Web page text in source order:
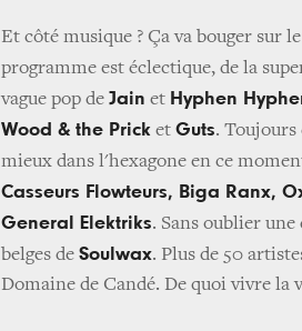
Et côté musique ? Ça va bouger sur
programme est éclectique, de la
vague pop de Jain et Hyphen
Wood & the Prick et Guts. Toujours
mieux dans l'hexagone en ce
Casseurs Flowteurs, Biga Ranx,
General Elektriks. Sans oublier
belges de Soulwax. Plus de 50
Domaine de Candé. De quoi vivre la